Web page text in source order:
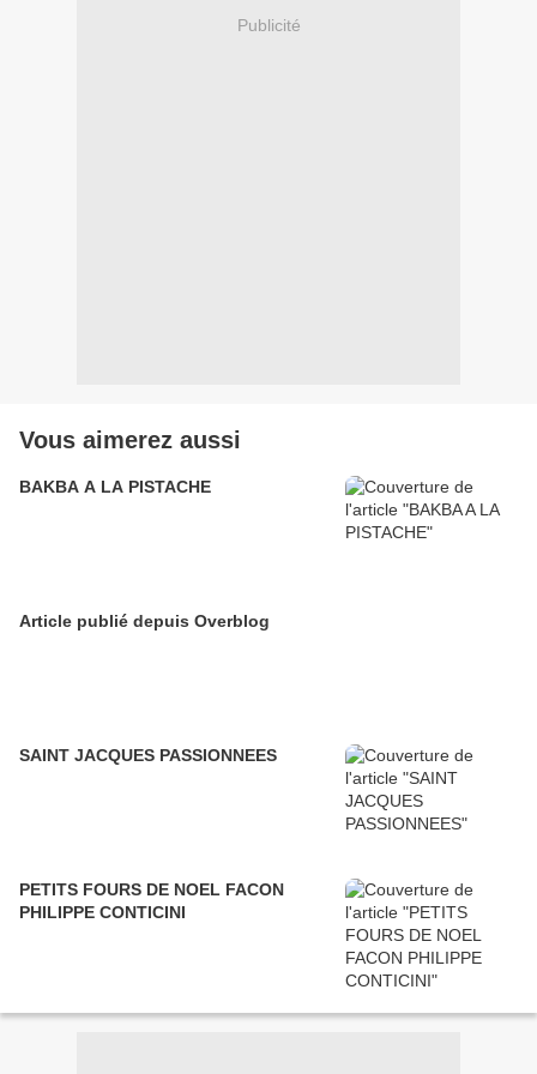
Publicité
Vous aimerez aussi
BAKBA A LA PISTACHE
Article publié depuis Overblog
SAINT JACQUES PASSIONNEES
PETITS FOURS DE NOEL FACON
PHILIPPE CONTICINI